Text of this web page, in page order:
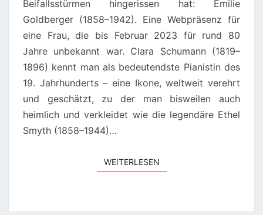
Beifallsstürmen hingerissen hat: Emilie
Goldberger (1858–1942). Eine Webpräsenz für
eine Frau, die bis Februar 2023 für rund 80
Jahre unbekannt war. Clara Schumann (1819–
1896) kennt man als bedeutendste Pianistin des
19. Jahrhunderts – eine Ikone, weltweit verehrt
und geschätzt, zu der man bisweilen auch
heimlich und verkleidet wie die legendäre Ethel
Smyth (1858–1944)…
WEITERLESENWEITERLESEN